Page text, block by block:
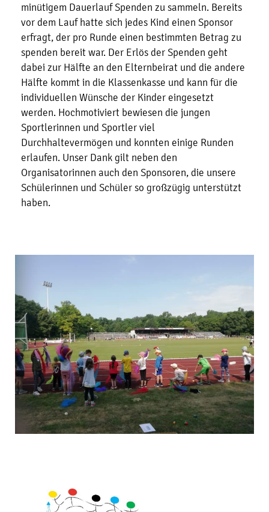
minütigem Dauerlauf Spenden zu sammeln. Bereits
vor dem Lauf hatte sich jedes Kind einen Sponsor
erfragt, der pro Runde einen bestimmten Betrag zu
spenden bereit war. Der Erlös der Spenden geht
dabei zur Hälfte an den Elternbeirat und die andere
Hälfte kommt in die Klassenkasse und kann für die
individuellen Wünsche der Kinder eingesetzt
werden. Hochmotiviert bewiesen die jungen
Sportlerinnen und Sportler viel
Durchhaltevermögen und konnten einige Runden
erlaufen. Unser Dank gilt neben den
Organisatorinnen auch den Sponsoren, die unsere
Schülerinnen und Schüler so großzügig unterstützt
haben.